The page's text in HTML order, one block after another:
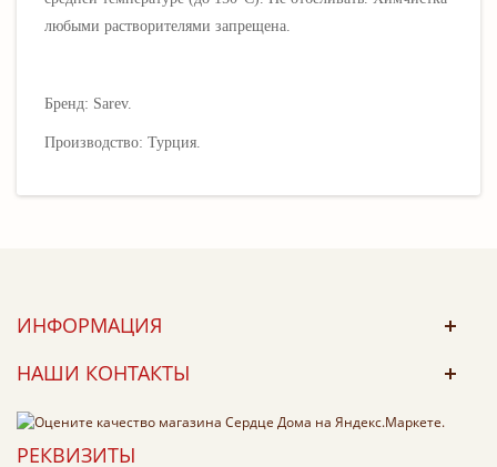
любыми растворителями запрещена.
Бренд: Sarev.
Производство: Турция.
ИНФОРМАЦИЯ
НАШИ КОНТАКТЫ
РЕКВИЗИТЫ